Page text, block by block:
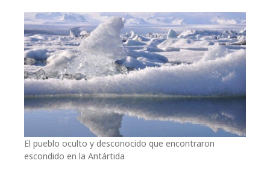
El pueblo oculto y desconocido que encontraron
escondido en la Antártida